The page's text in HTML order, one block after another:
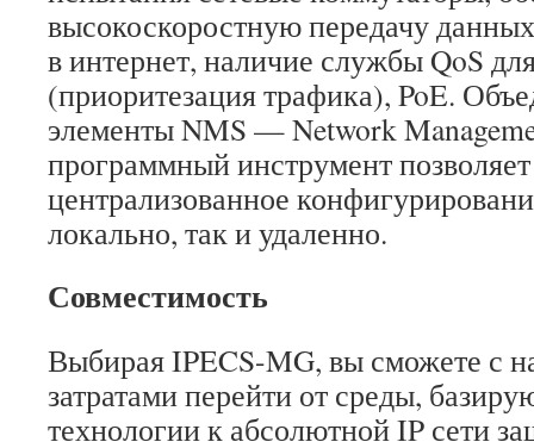
высокоскоростную передачу
в интернет, наличие службы QoS
(приоритезация трафика), PoE.
элементы NMS — Network
программный инструмент
централизованное
локально, так и удаленно.
Совместимость
Выбирая IPECS-MG, вы сможете с
затратами перейти от среды,
технологии к абсолютной IP сети